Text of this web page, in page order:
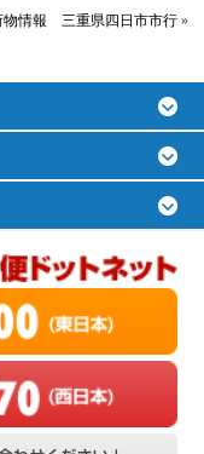
物情報 三重県四日市市行 »